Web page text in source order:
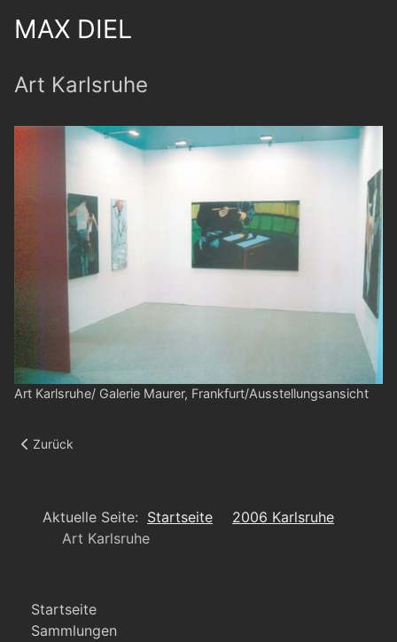
MAX DIEL
Art Karlsruhe
Art Karlsruhe/ Galerie Maurer, Frankfurt/Ausstellungsansicht
Vorheriger Beitrag: Art Karlsruhe
Zurück
Aktuelle Seite: Startseite
2006 Karlsruhe
Art Karlsruhe
Startseite
Sammlungen